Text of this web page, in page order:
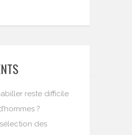
reste difficile
?
des